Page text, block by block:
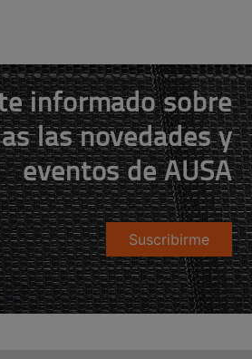
informado sobre
las novedades y
eventos de AUSA
Suscribirme